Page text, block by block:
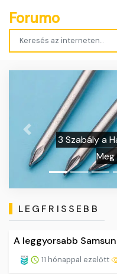
Forumo
Mikor Éri
Previous
LEGFRISSEBB
A leggyorsabb
11 hónappal ezelőtt